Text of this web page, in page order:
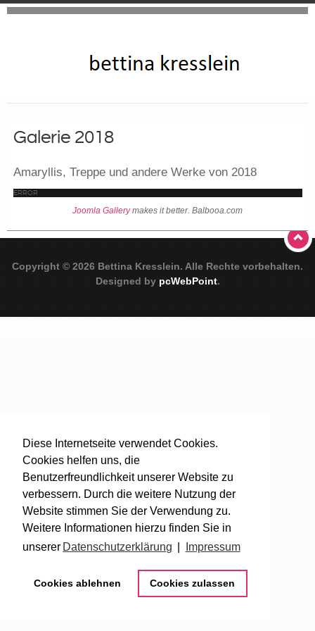
Diese Internetseite verwendet Cookies.
Cookies helfen uns, die
Benutzerfreundlichkeit unserer Website zu
verbessern. Durch die weitere Nutzung der
Website stimmen Sie der Verwendung zu.
Weitere Informationen hierzu finden Sie in
unserer Datenschutzerklärung Impressum
Cookies ablehnen Cookies zulassen
Galerie 2018
Amaryllis, Treppe und andere Werke von 2018
ERROR
Joomla Gallerymakes it better. Balbooa.com
Copyright © 2026 Bettina Kresslein. Alle Rechte vorbehalten.
Designed by pcWebPoint.